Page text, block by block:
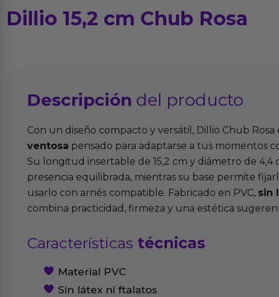
Dillio 15,2 cm Chub Rosa
Descripción del producto
Con un diseño compacto y versátil, Dillio Chub Rosa
ventosa pensado para adaptarse a tus momentos
Su longitud insertable de 15,2 cm y diámetro de 4,4
presencia equilibrada, mientras su base permite
usarlo con arnés compatible. Fabricado en PVC, sin
combina practicidad, firmeza y una estética
Características técnicas
Material PVC
Sin látex ni ftalatos